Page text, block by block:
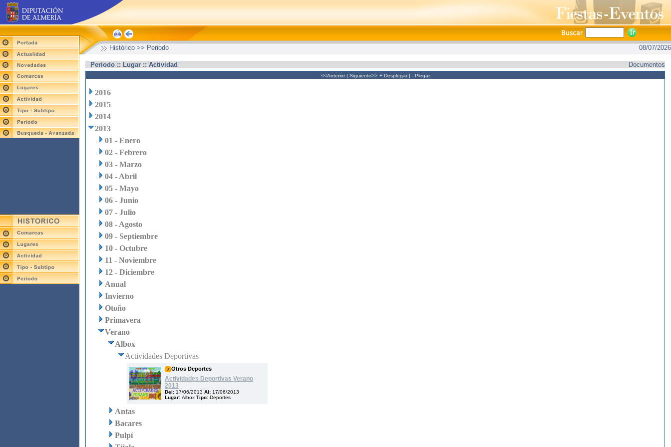
Histórico >> Periodo 08/07/2026
Periodo :: Lugar :: Actividad Documentos
<<Anterior| Siguiente>> + Desplegar| - Plegar
2016
2015
2014
2013
01 - Enero
02 - Febrero
03 - Marzo
04 - Abril
05 - Mayo
06 - Junio
07 - Julio
08 - Agosto
09 - Septiembre
10 - Octubre
11 - Noviembre
12 - Diciembre
Anual
Invierno
Otoño
Primavera
Verano
Albox
Actividades Deportivas
Otros Deportes
Actividades Deportivas Verano
2013
Del: 17/06/2013 Al: 17/06/2013
Lugar: Albox Tipo: Deportes
Antas
Bacares
Pulpí